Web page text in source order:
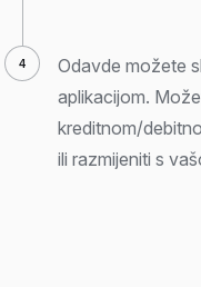
Odavde možete
aplikacijom.
kreditnom/
ili razmijeniti s